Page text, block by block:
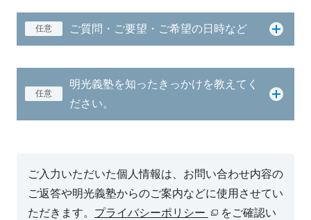
任意 ご質問・ご要望・ご希望の日時など
任意
明光義塾を知ったきっかけを教えてく
ださい。
ご入力いただいた個人情報は、お問い合わせ内容の
ご返答や明光義塾からのご案内などに使用させてい
ただきます。 プライバシーポリシー をご確認い